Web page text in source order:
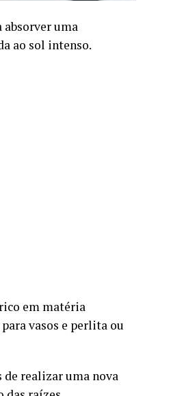
absorver uma
ao sol intenso.
em matéria
vasos e perlita ou
de realizar uma nova